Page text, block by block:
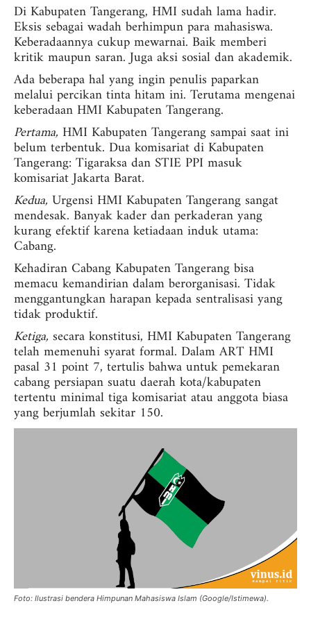
Di Kabupaten Tangerang, HMI sudah lama hadir.
Eksis sebagai wadah berhimpun para mahasiswa.
Keberadaannya cukup mewarnai. Baik memberi
kritik maupun saran. Juga aksi sosial dan akademik.
Ada beberapa hal yang ingin penulis paparkan
melalui percikan tinta hitam ini. Terutama mengenai
keberadaan HMI Kabupaten Tangerang.
Pertama, HMI Kabupaten Tangerang sampai saat ini
belum terbentuk. Dua komisariat di Kabupaten
Tangerang: Tigaraksa dan STIE PPI masuk
komisariat Jakarta Barat.
Kedua, Urgensi HMI Kabupaten Tangerang sangat
mendesak. Banyak kader dan perkaderan yang
kurang efektif karena ketiadaan induk utama:
Cabang.
Kehadiran Cabang Kabupaten Tangerang bisa
memacu kemandirian dalam berorganisasi. Tidak
menggantungkan harapan kepada sentralisasi yang
tidak produktif.
Ketiga, secara konstitusi, HMI Kabupaten Tangerang
telah memenuhi syarat formal. Dalam ART HMI
pasal 31 point 7, tertulis bahwa untuk pemekaran
cabang persiapan suatu daerah kota/kabupaten
tertentu minimal tiga komisariat atau anggota biasa
yang berjumlah sekitar 150.
Foto: Ilustrasi bendera Himpunan Mahasiswa Islam (Google/Istimewa).